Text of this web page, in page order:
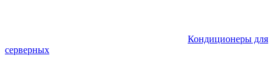
Кондиционеры для
серверных